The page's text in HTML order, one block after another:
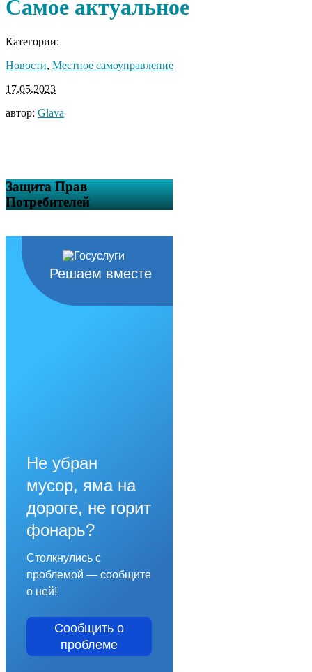
Самое актуальное
Категории:
Новости, Местное самоуправление
17.05.2023
автор: Glava
Защита Прав
Потребителей
Решаем вместе
Не убран
мусор, яма на
дороге, не горит
фонарь?
Столкнулись с
проблемой — сообщите
о ней!
Сообщить о
проблеме